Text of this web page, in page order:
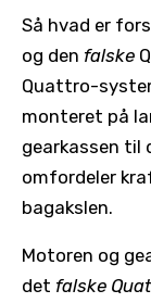
Så hvad er
og den falske
Quattro-
monteret på
gearkassen til
omfordeler
bagakslen.
Motoren og
det falske